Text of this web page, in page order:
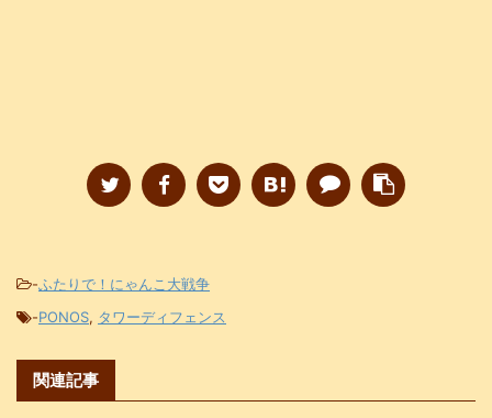
-ふたりで！にゃんこ大戦争
-PONOS, タワーディフェンス
関連記事